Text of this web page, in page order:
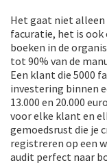
Het gaat niet
facuratie, het is
boeken in de
tot 90% van de
Een klant die 5000
investering binnen
13.000 en 20.000
voor elke klant en
gemoedsrust die je
registreren op een
audit perfect naar